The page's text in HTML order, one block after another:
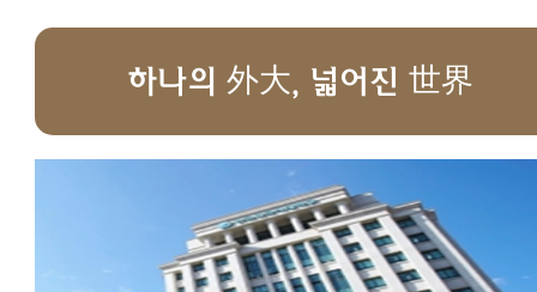
하나의 外大, 넓어진 世界